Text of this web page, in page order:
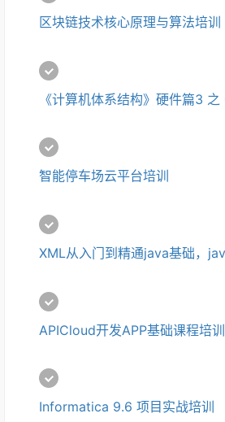
区块链技术核心原理与算法培训
智能停车场云平台培训
APICloud开发APP基础课程培训
Informatica 9.6 项目实战培训